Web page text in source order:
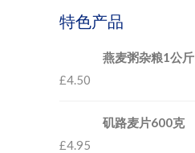
特色产品
燕麦粥杂粮1公斤
£4.50
矶路麦片600克
£4.95